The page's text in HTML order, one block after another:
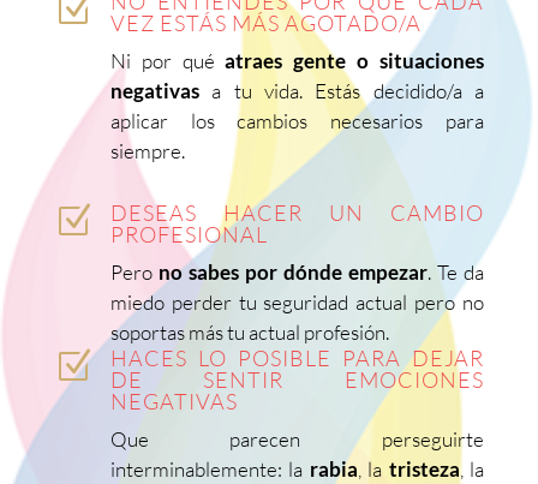
Z
VEZ ESTÁS MÁS AGOTADO/A
Ni por quéatraes gente o situaciones
negativasa tu vida. Estás decidido/a a
aplicar los cambios necesarios para
siempre.
Z
DESEAS HACER UN CAMBIO
PROFESIONAL
Pero no sabes por dónde empezar. Te da
miedo perder tu seguridad actual pero no
soportas más tu actual profesión.
Z
HACES LO POSIBLE PARA DEJAR
DE SENTIR EMOCIONES
NEGATIVAS
Que parecen perseguirte
interminablemente: la rabia , la tristeza , la